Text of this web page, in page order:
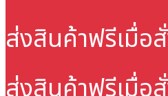
ส่งสินค้าฟรีเมื่อ